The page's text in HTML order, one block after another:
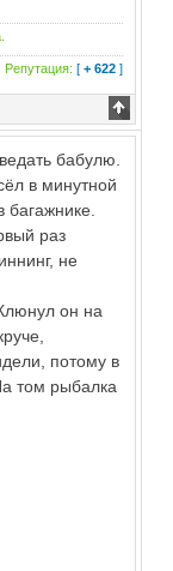
Репутация: [+ 622 ]
бабулю.
в минутной
багажнике.
раз
не
он на
потому в
том рыбалка